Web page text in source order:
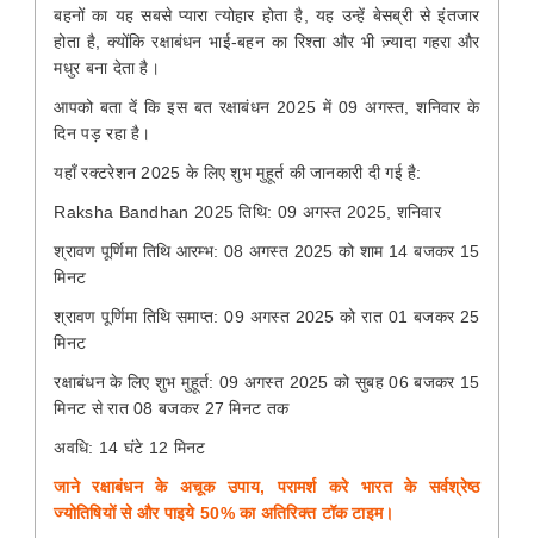
बहनों का यह सबसे प्यारा त्योहार होता है, यह उन्हें बेसब्री से इंतजार
होता है, क्योंकि रक्षाबंधन भाई-बहन का रिश्ता और भी ज़्यादा गहरा और
मधुर बना देता है।
आपको बता दें कि इस बत रक्षाबंधन 2025 में 09 अगस्त, शनिवार के
दिन पड़ रहा है।
यहाँ रक्टरेशन 2025 के लिए शुभ मुहूर्त की जानकारी दी गई है:
Raksha Bandhan 2025 तिथि: 09 अगस्त 2025, शनिवार
श्रावण पूर्णिमा तिथि आरम्भ: 08 अगस्त 2025 को शाम 14 बजकर 15
मिनट
श्रावण पूर्णिमा तिथि समाप्त: 09 अगस्त 2025 को रात 01 बजकर 25
मिनट
रक्षाबंधन के लिए शुभ मुहूर्त: 09 अगस्त 2025 को सुबह 06 बजकर 15
मिनट से रात 08 बजकर 27 मिनट तक
अवधि: 14 घंटे 12 मिनट
जाने रक्षाबंधन के अचूक उपाय, परामर्श करे भारत के सर्वश्रेष्ठ
ज्योतिषियों से और पाइये 50% का अतिरिक्त टॉक टाइम।